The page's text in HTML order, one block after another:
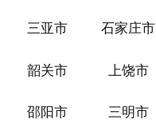
三亚市 石家庄市
韶关市 上饶市
邵阳市 三明市